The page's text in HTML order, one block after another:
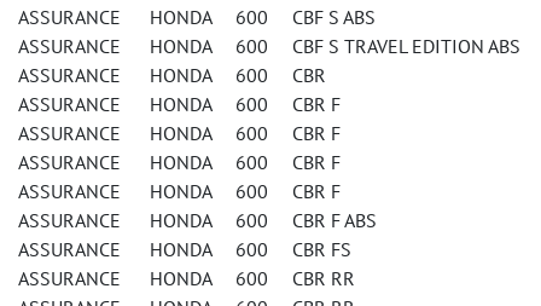
ASSURANCE HONDA 600 CBF S ABS
ASSURANCE HONDA 600 CBF S TRAVEL EDITION ABS
ASSURANCE HONDA 600 CBR
ASSURANCE HONDA 600 CBR F
ASSURANCE HONDA 600 CBR F
ASSURANCE HONDA 600 CBR F
ASSURANCE HONDA 600 CBR F
ASSURANCE HONDA 600 CBR F ABS
ASSURANCE HONDA 600 CBR FS
ASSURANCE HONDA 600 CBR RR